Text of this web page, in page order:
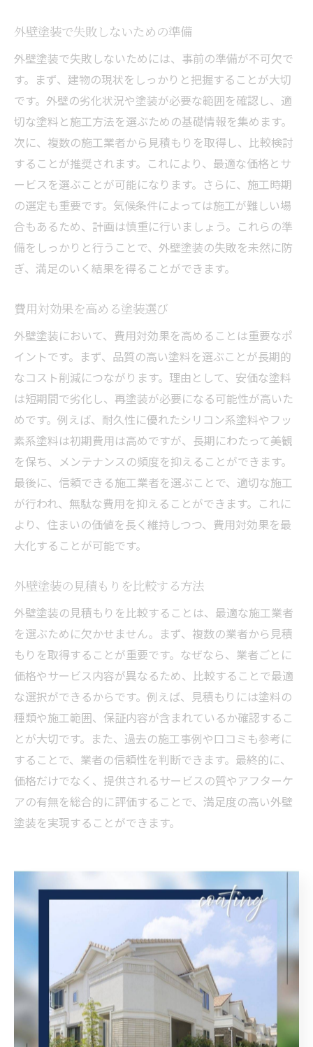
外壁塗装で失敗しないための準備
外壁塗装で失敗しないためには、事前の準備が不可欠で
す。まず、建物の現状をしっかりと把握することが大切
です。外壁の劣化状況や塗装が必要な範囲を確認し、適
切な塗料と施工方法を選ぶための基礎情報を集めます。
次に、複数の施工業者から見積もりを取得し、比較検討
することが推奨されます。これにより、最適な価格とサ
ービスを選ぶことが可能になります。さらに、施工時期
の選定も重要です。気候条件によっては施工が難しい場
合もあるため、計画は慎重に行いましょう。これらの準
備をしっかりと行うことで、外壁塗装の失敗を未然に防
ぎ、満足のいく結果を得ることができます。
費用対効果を高める塗装選び
外壁塗装において、費用対効果を高めることは重要なポ
イントです。まず、品質の高い塗料を選ぶことが長期的
なコスト削減につながります。理由として、安価な塗料
は短期間で劣化し、再塗装が必要になる可能性が高いた
めです。例えば、耐久性に優れたシリコン系塗料やフッ
素系塗料は初期費用は高めですが、長期にわたって美観
を保ち、メンテナンスの頻度を抑えることができます。
最後に、信頼できる施工業者を選ぶことで、適切な施工
が行われ、無駄な費用を抑えることができます。これに
より、住まいの価値を長く維持しつつ、費用対効果を最
大化することが可能です。
外壁塗装の見積もりを比較する方法
外壁塗装の見積もりを比較することは、最適な施工業者
を選ぶために欠かせません。まず、複数の業者から見積
もりを取得することが重要です。なぜなら、業者ごとに
価格やサービス内容が異なるため、比較することで最適
な選択ができるからです。例えば、見積もりには塗料の
種類や施工範囲、保証内容が含まれているか確認するこ
とが大切です。また、過去の施工事例や口コミも参考に
することで、業者の信頼性を判断できます。最終的に、
価格だけでなく、提供されるサービスの質やアフターケ
アの有無を総合的に評価することで、満足度の高い外壁
塗装を実現することができます。
外壁塗装の選び方と大阪市淀川区
淀川区で選ばれる外壁塗装の特徴
外壁塗装は、住まいの美観と耐久性を保つために欠かせ
ないメンテナンスです。大阪市淀川区では、特に耐久性
と美観の両方を兼ね備えた塗装が選ばれる傾向にありま
す。これは、都市部特有の厳しい気候条件や、風雨によ